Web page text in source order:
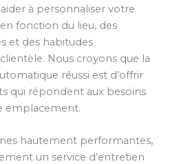
à personnaliser votre
fonction du lieu, des
et des habitudes
Nous croyons que la
réussi est d’offrir
qui répondent aux besoins
emplacement.
hautement performantes,
un service d’entretien